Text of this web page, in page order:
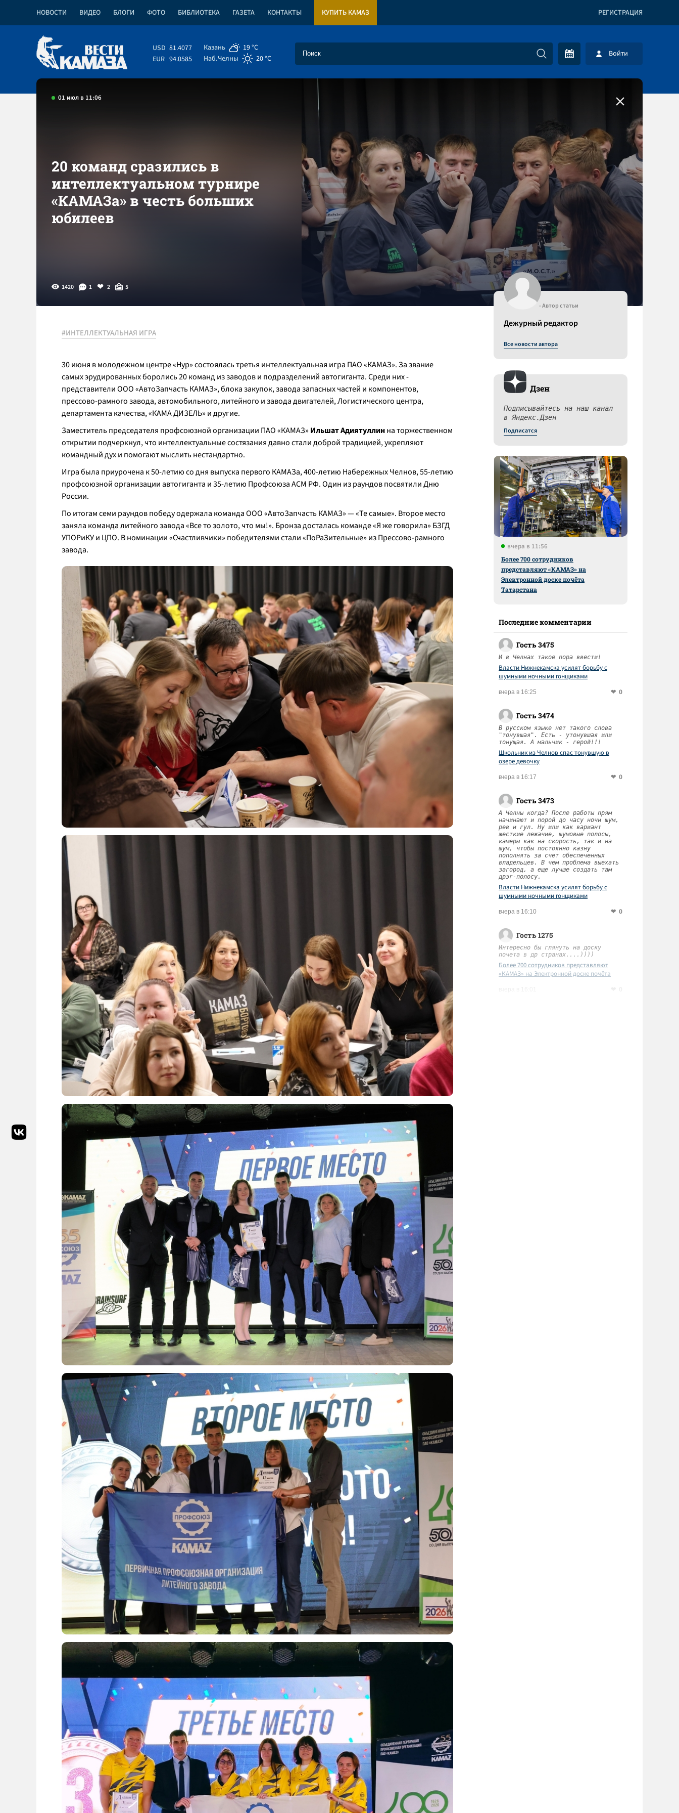
НОВОСТИ ВИДЕО БЛОГИ ФОТО БИБЛИОТЕКА ГАЗЕТА КОНТАКТЫ КУПИТЬ КАМАЗ РЕГИСТРАЦИЯ
USD 81.4077
EUR 94.0585
Казань
19 °C
Наб.Челны
20 °C Войти
01 июл в 11:06
20 команд сразились в
интеллектуальном турнире
«КАМАЗа» в честь больших
юбилеев
1420 1 2 5
#ИНТЕЛЛЕКТУАЛЬНАЯ ИГРА
30 июня в молодежном центре «Нур» состоялась третья интеллектуальная игра ПАО «КАМАЗ». За звание
самых эрудированных боролись 20 команд из заводов и подразделений автогиганта. Среди них -
представители ООО «АвтоЗапчасть КАМАЗ», блока закупок, завода запасных частей и компонентов,
прессово-рамного завода, автомобильного, литейного и завода двигателей, Логистического центра,
департамента качества, «КАМА ДИЗЕЛЬ» и другие.
Заместитель председателя профсоюзной организации ПАО «КАМАЗ» Ильшат Адиятуллинна торжественном
открытии подчеркнул, что интеллектуальные состязания давно стали доброй традицией, укрепляют
командный дух и помогают мыслить нестандартно.
Игра была приурочена к 50-летию со дня выпуска первого КАМАЗа, 400-летию Набережных Челнов, 55-летию
профсоюзной организации автогиганта и 35-летию Профсоюза АСМ РФ. Один из раундов посвятили Дню
России.
По итогам семи раундов победу одержала команда ООО «АвтоЗапчасть КАМАЗ» — «Те самые». Второе место
заняла команда литейного завода «Все то золото, что мы!». Бронза досталась команде «Я же говорила» БЗГД
УПОРиКУ и ЦПО. В номинации «Счастливчики» победителями стали «ПоРаЗительные» из Прессово-рамного
завода.
- Автор статьи
Дежурный редактор
Все новости автора
Дзен
Подписывайтесь на наш канал
в Яндекс.Дзен
Подписатся
вчера в 11:56
Более 700 сотрудников
представляют «КАМАЗ» на
Электронной доске почёта
Татарстана
Последние комментарии
Гость 3475
И в Челнах такое пора ввести!
Власти Нижнекамска усилят борьбу с
шумными ночными гонщиками
вчера в 16:25 0
Гость 3474
В русском языке нет такого слова
"тонувшая". Есть - утонувшая или
тонущая. А мальчик - герой!!!
Школьник из Челнов спас тонувшую в
озере девочку
вчера в 16:17 0
Гость 3473
А Челны когда? После работы прям
начинают и порой до часу ночи шум,
рев и гул. Ну или как вариант
жесткие лежачие, шумовые полосы,
камеры как на скорость, так и на
шум, чтобы постоянно казну
пополнять за счет обеспеченных
владельцев. В чем проблема выехать
загород, а еще лучше создать там
дрэг-полосу.
Власти Нижнекамска усилят борьбу с
шумными ночными гонщиками
вчера в 16:10 0
Гость 1275
Интересно бы глянуть на доску
почета в др странах....))))
Более 700 сотрудников представляют
«КАМАЗ» на Электронной доске почёта